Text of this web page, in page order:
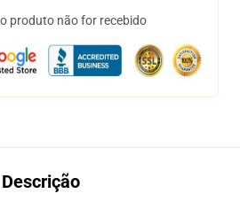
produto não for recebido
Descrição